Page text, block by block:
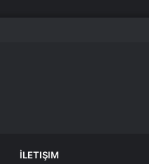
İLETIŞIM